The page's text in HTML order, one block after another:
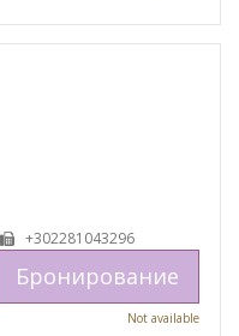
+302281043296
Бронирование
Not available